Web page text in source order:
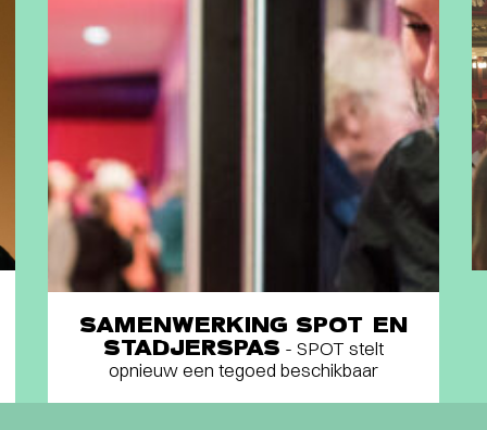
SAMENWERKING SPOT EN
STADJERSPAS - SPOT stelt
opnieuw een tegoed beschikbaar